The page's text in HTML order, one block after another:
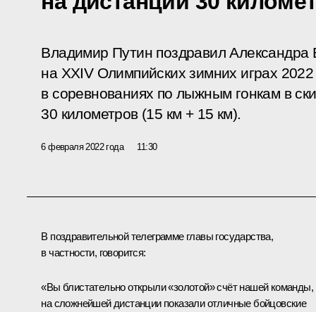
Владимир Путин поздравил
на XXIV Олимпийских зимних играх
в соревнованиях по лыжным гонкам в
30 километров (15 км + 15 км).
6 февраля 2022 года 11:30
В поздравительной телеграмме главы государства,
в частности, говорится:
«Вы блистательно открыли «золотой» счёт нашей команды,
на сложнейшей дистанции показали отличные бойцовские